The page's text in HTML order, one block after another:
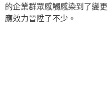
的企業群眾感觸感染到了變
應效力晉陞了不少。